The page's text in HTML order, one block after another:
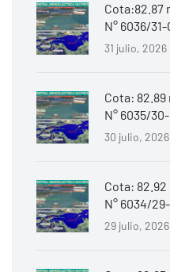
Cota:82.87
N° 6036/
31 julio, 2026
Cota:
N° 6035/
30 julio, 2026
Cota:
N° 6034/
29 julio, 2026